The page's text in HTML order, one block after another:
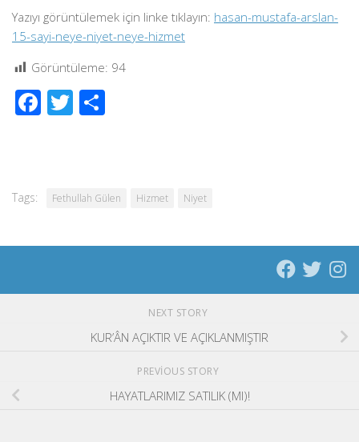
Yazıyı görüntülemek için linke tıklayın: hasan-mustafa-arslan-
15-sayi-neye-niyet-neye-hizmet
Görüntüleme: 94
Facebook
Twitter
Tags: Fethullah Gülen Hizmet Niyet
NEXT STORY
KUR’ÂN AÇIKTIR VE AÇIKLANMIŞTIR
PREVIOUS STORY
HAYATLARIMIZ SATILIK (MI)!